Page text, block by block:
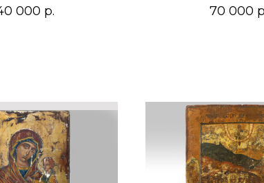
000 р.
XIX
70 000